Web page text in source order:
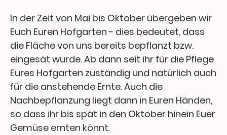
In der Zeit von Mai bis Oktober übergeben wir
Euch Euren Hofgarten - dies bedeutet, dass
die Fläche von uns bereits bepflanzt bzw.
eingesät wurde. Ab dann seit ihr für die Pflege
Eures Hofgarten zuständig und natürlich auch
für die anstehende Ernte. Auch die
Nachbepflanzung liegt dann in Euren Händen,
so dass ihr bis spät in den Oktober hinein Euer
Gemüse ernten könnt.